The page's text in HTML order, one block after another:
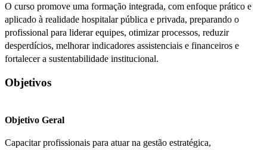
O curso promove uma formação integrada, com enfoque prático e
aplicado à realidade hospitalar pública e privada, preparando o
profissional para liderar equipes, otimizar processos, reduzir
desperdícios, melhorar indicadores assistenciais e financeiros e
fortalecer a sustentabilidade institucional.
Objetivos
Objetivo Geral
Capacitar profissionais para atuar na gestão estratégica,